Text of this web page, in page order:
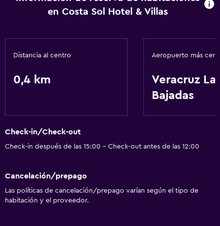
Instalaciones para reuniones
Accesibilidad y adecuación
Áreas designadas para fumadores
Bar/lounge
en Costa Sol Hotel & Villas
Distancia al centro
0,4 km
Aeropuerto más
Veracruz
Bajadas
Check-in/Check-out
Check-in después de las 15:00 - Check-out antes de las 12:00
Cancelación/prepago
Las políticas de cancelación/prepago varían según el tipo de
habitación y el proveedor.